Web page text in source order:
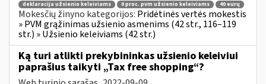
deklaracija užsienio keleiviams
0 proc. pvm užsienio keleiviams 40 eurų
Mokesčių žinyno kategorijos: Pridėtinės vertės mokestis
» PVM grąžinimas užsienio asmenims (42 str., 116–119
str.) » Užsienio keleiviams (42 str.)
Ką turi atlikti prekybininkas užsienio keleiviui
paprašius taikyti „Tax free shopping“?